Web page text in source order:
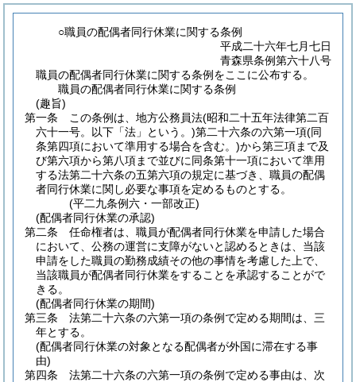
○職員の配偶者同行休業に関する条例
平成二十六年七月七日
青森県条例第六十八号
職員の配偶者同行休業に関する条例をここに公布する。
職員の配偶者同行休業に関する条例
(趣旨)
第一条
この条例は、地方公務員法(昭和二十五年法律第二百
六十一号。以下「法」という。)第二十六条の六第一項(同
条第四項において準用する場合を含む。)から第三項まで及
び第六項から第八項まで並びに同条第十一項において準用
する法第二十六条の五第六項の規定に基づき、職員の配偶
者同行休業に関し必要な事項を定めるものとする。
(平二九条例六・一部改正)
(配偶者同行休業の承認)
第二条
任命権者は、職員が配偶者同行休業を申請した場合
において、公務の運営に支障がないと認めるときは、当該
申請をした職員の勤務成績その他の事情を考慮した上で、
当該職員が配偶者同行休業をすることを承認することがで
きる。
(配偶者同行休業の期間)
第三条
法第二十六条の六第一項の条例で定める期間は、三
年とする。
(配偶者同行休業の対象となる配偶者が外国に滞在する事
由)
第四条
法第二十六条の六第一項の条例で定める事由は、次